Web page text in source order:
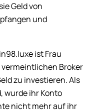
Geld von
und
ist Frau
Broker
zu investieren. Als
wurde ihr Konto
nicht mehr auf ihr